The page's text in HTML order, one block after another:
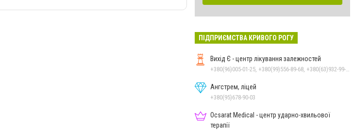
ПІДПРИЄМСТВА КРИВОГО РОГУ
Вихід Є - центр лікування залежностей
Ангстрем, ліцей
+380(95)678-90-03
Ocsarat Medical - центр ударно-хвильової
терапії